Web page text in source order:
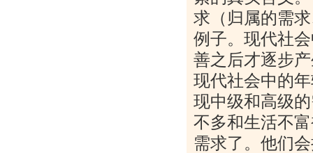
求（归属的需
例子。现代社
善之后才逐步
现代社会中的
现中级和高级
不多和生活不
需求了。他们